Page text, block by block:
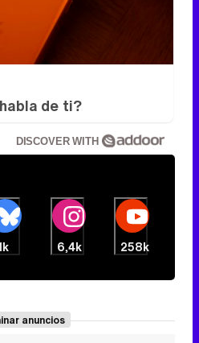
de ti?
DISCOVER WITH
6,4k 258k
anuncios